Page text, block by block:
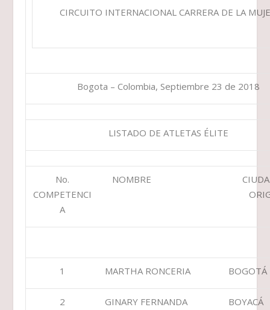
CIRCUITO INTERNACIONAL CARRERA DE LA
Bogota – Colombia, Septiembre 23 de 2018
LISTADO DE ATLETAS ÉLITE
No.
COMPETENCI
A
NOMBRE
1 MARTHA RONCERIA BOGOTÁ
2
GINARY FERNANDA
BOYACÁ